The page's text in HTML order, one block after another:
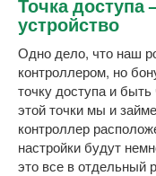
Точка
устройство
Одно дело, что наш
контроллером, но
точку доступа и
этой точки мы и
контроллер
настройки будут
это все в отдельный